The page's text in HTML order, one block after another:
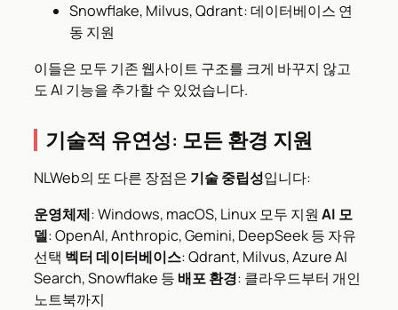
Snowflake, Milvus, Qdrant: 데이터베이스 연
동 지원
이들은 모두 기존 웹사이트 구조를 크게 바꾸지 않고
도 AI 기능을 추가할 수 있었습니다.
기술적 유연성: 모든 환경 지원
NLWeb의 또 다른 장점은 기술 중립성입니다:
운영체제: Windows, macOS, Linux 모두 지원 AI 모
델: OpenAI, Anthropic, Gemini, DeepSeek 등 자유
선택 벡터 데이터베이스: Qdrant, Milvus, Azure AI
Search, Snowflake 등 배포 환경: 클라우드부터 개인
노트북까지